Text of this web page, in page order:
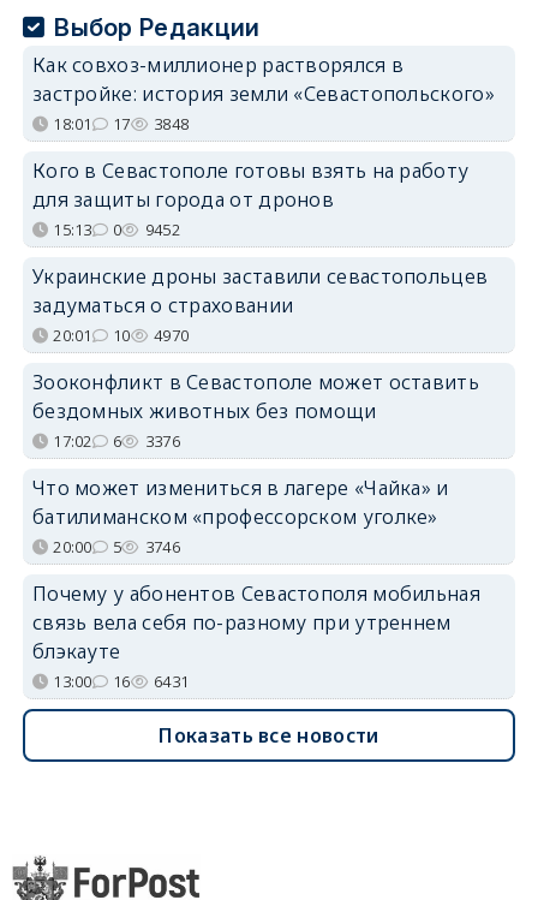
Выбор Редакции
Как совхоз-миллионер растворялся в
застройке: история земли «Севастопольского»
18:01 17 3848
Кого в Севастополе готовы взять на работу
для защиты города от дронов
15:13 0 9452
Украинские дроны заставили севастопольцев
задуматься о страховании
20:01 10 4970
Зооконфликт в Севастополе может оставить
бездомных животных без помощи
17:02 6 3376
Что может измениться в лагере «Чайка» и
батилиманском «профессорском уголке»
20:00 5 3746
Почему у абонентов Севастополя мобильная
связь вела себя по-разному при утреннем
блэкауте
13:00 16 6431
Показать все новости